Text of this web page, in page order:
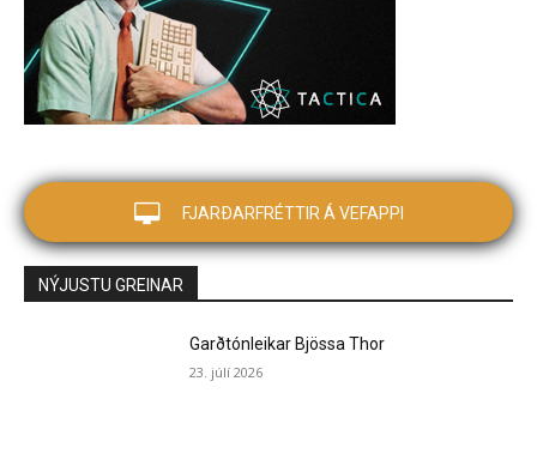
FJARÐARFRÉTTIR Á VEFAPPI
NÝJUSTU GREINAR
Garðtónleikar Bjössa Thor
23. júlí 2026